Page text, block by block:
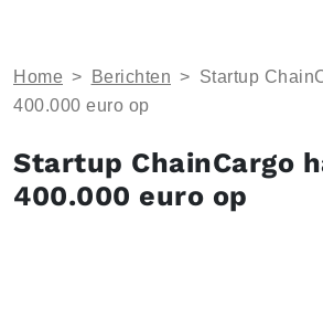
Home > Berichten > Startup
400.000 euro op
Startup ChainCargo
400.000 euro op